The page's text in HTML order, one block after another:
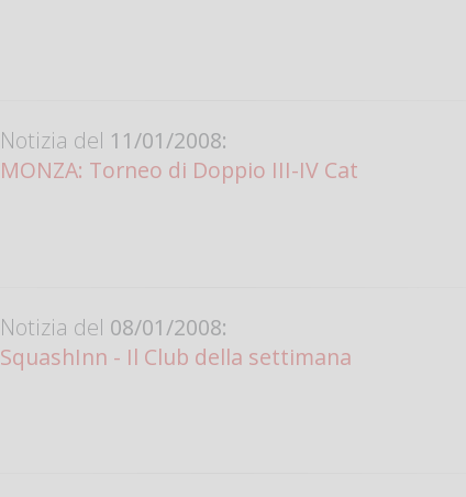
Notizia del 11/01/2008:
MONZA: Torneo di Doppio III-IV Cat
Notizia del 08/01/2008:
SquashInn - Il Club della settimana